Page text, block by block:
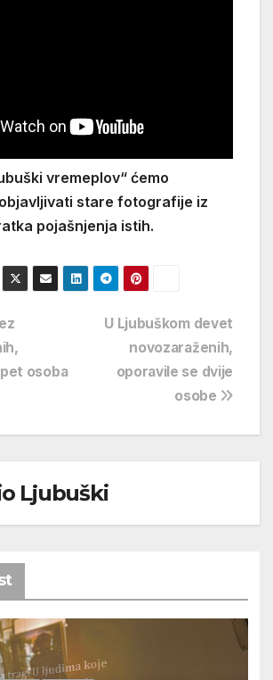
vremeplov“ ćemo
stare fotografije iz
pojašnjenja istih.
U Ljubuškom devet
novozaraženih,
oporavile se dvije
osobe
osoba
Ljubuški